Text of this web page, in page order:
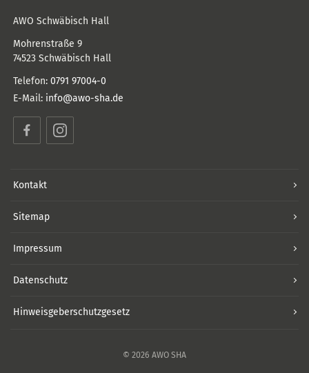
AWO Schwäbisch Hall
Mohrenstraße 9
74523 Schwäbisch Hall
Telefon: 0791 97004-0
E-Mail: info@awo-sha.de
FacebookInstagram
Kontakt
Sitemap
Impressum
Datenschutz
Hinweisgeberschutzgesetz
© 2026 AWO SHA